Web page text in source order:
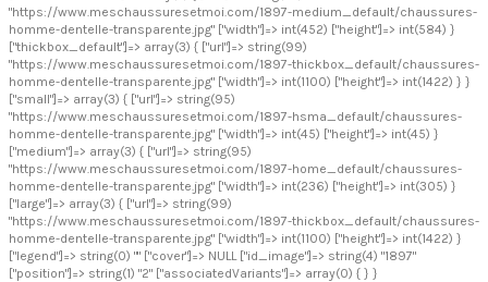
"https://www.meschaussuresetmoi.com/1897-medium_default/chaussures-
homme-dentelle-transparente.jpg" ["width"]=> int(452) ["height"]=> int(584) }
["thickbox_default"]=> array(3) { ["url"]=> string(99)
"https://www.meschaussuresetmoi.com/1897-thickbox_default/chaussures-
homme-dentelle-transparente.jpg" ["width"]=> int(1100) ["height"]=> int(1422) } }
["small"]=> array(3) { ["url"]=> string(95)
"https://www.meschaussuresetmoi.com/1897-hsma_default/chaussures-
homme-dentelle-transparente.jpg" ["width"]=> int(45) ["height"]=> int(45) }
["medium"]=> array(3) { ["url"]=> string(95)
"https://www.meschaussuresetmoi.com/1897-home_default/chaussures-
homme-dentelle-transparente.jpg" ["width"]=> int(236) ["height"]=> int(305) }
["large"]=> array(3) { ["url"]=> string(99)
"https://www.meschaussuresetmoi.com/1897-thickbox_default/chaussures-
homme-dentelle-transparente.jpg" ["width"]=> int(1100) ["height"]=> int(1422) }
["legend"]=> string(0) "" ["cover"]=> NULL ["id_image"]=> string(4) "1897"
["position"]=> string(1) "2" ["associatedVariants"]=> array(0) { } }